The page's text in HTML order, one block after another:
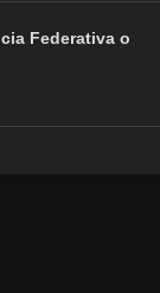
Federativa o